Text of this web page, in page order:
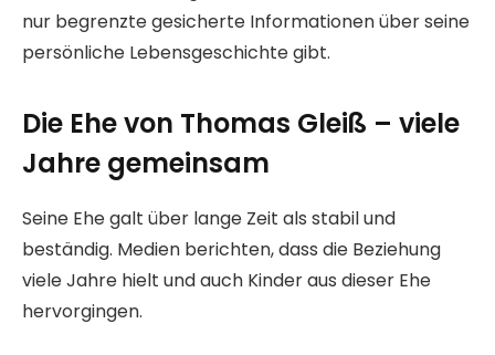
nur begrenzte gesicherte Informationen über seine
persönliche Lebensgeschichte gibt.
Die Ehe von Thomas Gleiß – viele
Jahre gemeinsam
Seine Ehe galt über lange Zeit als stabil und
beständig. Medien berichten, dass die Beziehung
viele Jahre hielt und auch Kinder aus dieser Ehe
hervorgingen.